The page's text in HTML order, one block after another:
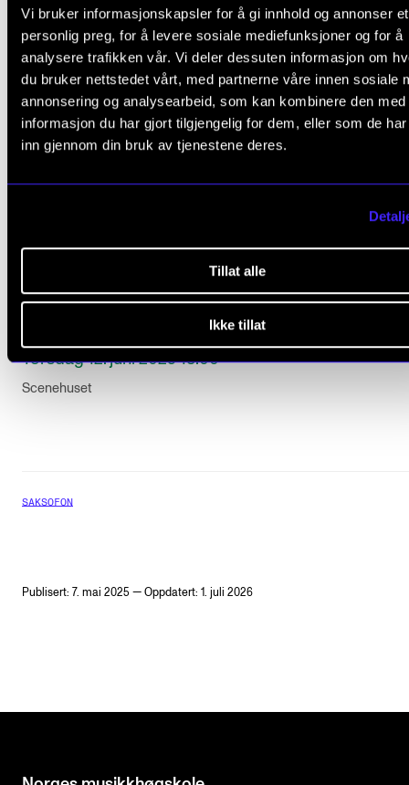
Vi bruker informasjonskapsler for å gi innhold og annonser et
personlig preg, for å levere sosiale mediefunksjoner og for å
analysere trafikken vår. Vi deler dessuten informasjon om
du bruker nettstedet vårt, med partnerne våre innen sosiale
annonsering og analysearbeid, som kan kombinere den med
informasjon du har gjort tilgjengelig for dem, eller som de
inn gjennom din bruk av tjenestene deres.
Tillat alle
Ikke tillat
JAZZ OG IMPRO
Torsdag 12. juni 2025 18:00
Scenehuset
SAKSOFON
Publisert: 7. mai 2025 — Oppdatert: 1. juli 2026